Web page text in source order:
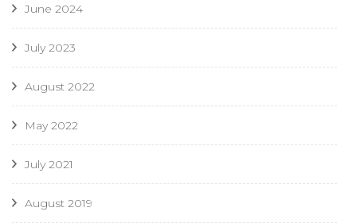
June 2024
July 2023
August 2022
May 2022
July 2021
August 2019